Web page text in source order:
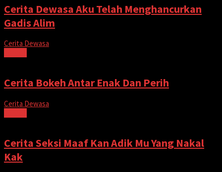
Cerita Dewasa Aku Telah Menghancurkan
Gadis Alim
Cerita Dewasa
Cerita Bokeh Antar Enak Dan Perih
Cerita Dewasa
Cerita Seksi Maaf Kan Adik Mu Yang Nakal
Kak